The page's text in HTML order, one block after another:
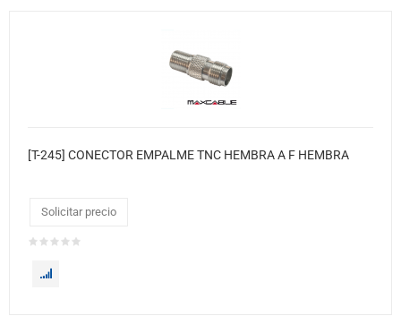
[T-245] CONECTOR EMPALME TNC HEMBRA A F HEMBRA
Solicitar precio